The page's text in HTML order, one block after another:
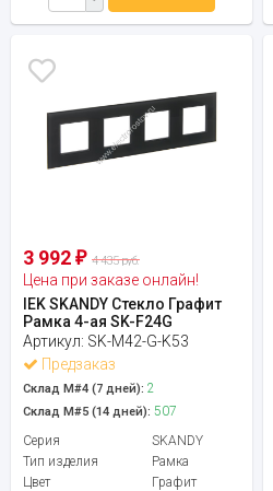
3 992 ₽ 4 435 руб.
Цена при заказе онлайн!
IEK SKANDY Стекло Графит
Рамка 4-ая SK-F24G
Артикул: SK-M42-G-K53
Предзаказ
Склад М#4 (7 дней): 2
Склад М#5 (14 дней): 507
Серия
SKANDY
Тип изделия
Рамка
Цвет
Графит